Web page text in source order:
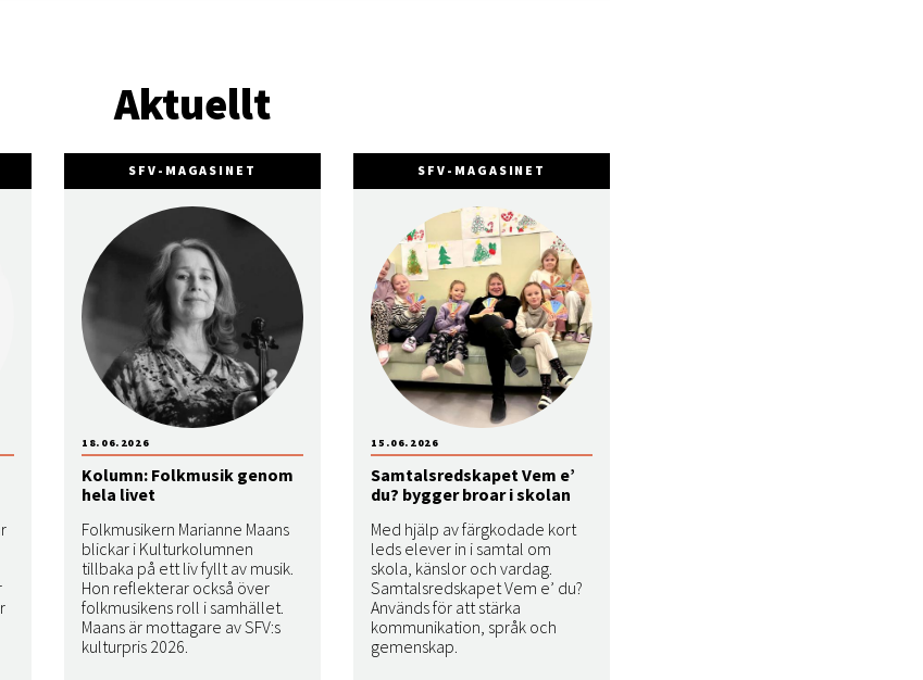
Aktuellt
SFV-MAGASINET
Kolumn: Folkmusik genom
hela livet
Folkmusikern Marianne Maans
blickar i Kulturkolumnen
tillbaka på ett liv fyllt av musik.
Hon reflekterar också över
folkmusikens roll i samhället.
Maans är mottagare av SFV:s
kulturpris 2026.
18.06.2026
SFV-MAGASINET
Samtalsredskapet Vem e’
du? bygger broar i skolan
Med hjälp av färgkodade kort
leds elever in i samtal om
skola, känslor och vardag.
Samtalsredskapet Vem e’ du?
Används för att stärka
kommunikation, språk och
gemenskap.
15.06.2026